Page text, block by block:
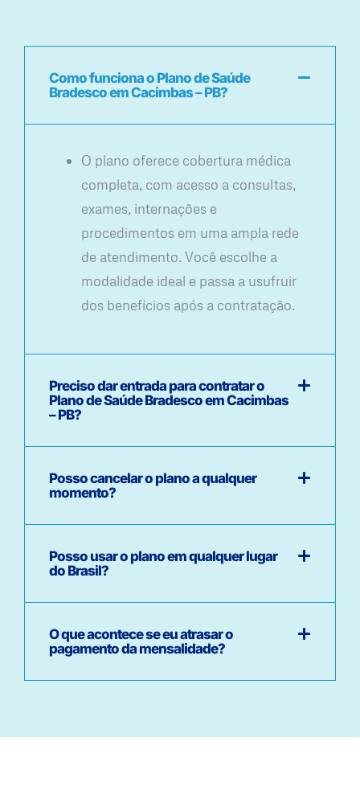
Como funciona o Plano de Saúde
Bradesco em Cacimbas – PB?
O plano oferece cobertura médica
completa, com acesso a consultas,
exames, internações e
procedimentos em uma ampla rede
de atendimento. Você escolhe a
modalidade ideal e passa a usufruir
dos benefícios após a contratação.
Preciso dar entrada para contratar o
Plano de Saúde Bradesco em Cacimbas
– PB?
Posso cancelar o plano a qualquer
momento?
Posso usar o plano em qualquer lugar
do Brasil?
O que acontece se eu atrasar o
pagamento da mensalidade?